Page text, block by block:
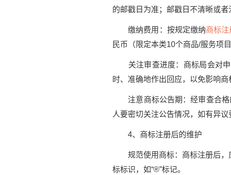
的邮戳日为准；邮戳日不清晰或
缴纳费用：按规定缴纳商标注
民币（限定本类10个商品/服务项
关注审查进度：商标局会对申
时、准确地作出回应，以免影响商
注意商标公告期：经审查合格
人要密切关注公告情况，如有异议
4、商标注册后的维护
规范使用商标：商标注册后，
标标识，如“®”标记。